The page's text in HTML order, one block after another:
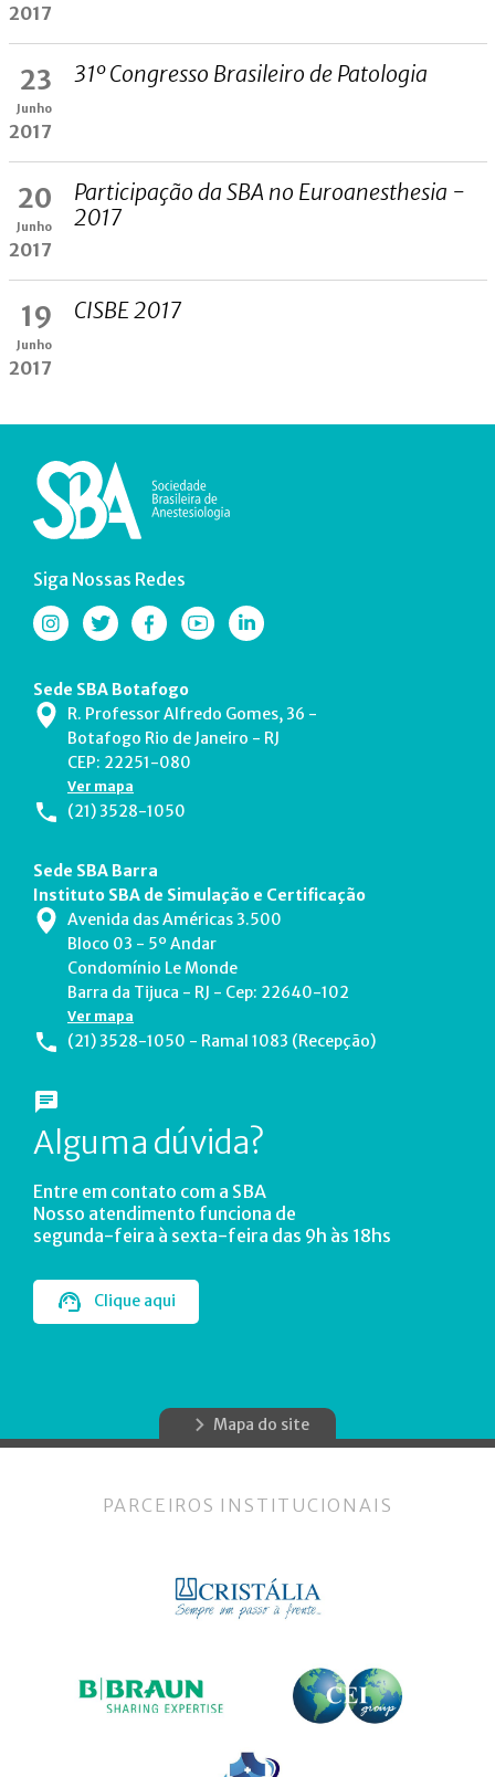
2017
23
Junho
2017
31º Congresso Brasileiro de Patologia
20
Junho
2017
Participação da SBA no Euroanesthesia -
2017
19
Junho
2017
CISBE 2017
Siga Nossas Redes
Sede SBA Botafogo
R. Professor Alfredo Gomes, 36 -
Botafogo Rio de Janeiro - RJ
CEP: 22251-080
Ver mapa
(21) 3528-1050
Sede SBA Barra
Instituto SBA de Simulação e Certificação
Avenida das Américas 3.500
Bloco 03 - 5º Andar
Condomínio Le Monde
Barra da Tijuca - RJ - Cep: 22640-102
Ver mapa
(21) 3528-1050 - Ramal 1083 (Recepção)
Alguma dúvida?
Entre em contato com a SBA
Nosso atendimento funciona de
segunda-feira à sexta-feira das 9h às 18hs
Clique aqui
Mapa do site
PARCEIROS INSTITUCIONAIS